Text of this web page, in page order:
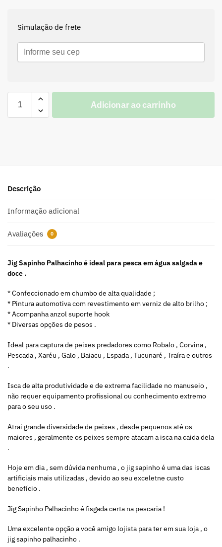
Simulação de frete
Adicionar ao carrinho
a
i
e
Descrição
Informação adicional
Avaliações 0
Jig Sapinho Palhacinho é ideal para pesca em água salgada e
doce .
* Confeccionado em chumbo de alta qualidade ;
* Pintura automotiva com revestimento em verniz de alto brilho ;
* Acompanha anzol suporte hook
* Diversas opções de pesos .
Ideal para captura de peixes predadores como Robalo , Corvina ,
Pescada , Xaréu , Galo , Baiacu , Espada , Tucunaré , Traíra e outros
.
Isca de alta produtividade e de extrema facilidade no manuseio ,
não requer equipamento profissional ou conhecimento extremo
para o seu uso .
Atrai grande diversidade de peixes , desde pequenos até os
maiores , geralmente os peixes sempre atacam a isca na caida dela
.
Hoje em dia , sem dúvida nenhuma , o jig sapinho é uma das iscas
artificiais mais utilizadas , devido ao seu exceletne custo
benefício .
Jig Sapinho Palhacinho é fisgada certa na pescaria !
Uma excelente opção a você amigo lojista para ter em sua loja , o
jig sapinho palhacinho .